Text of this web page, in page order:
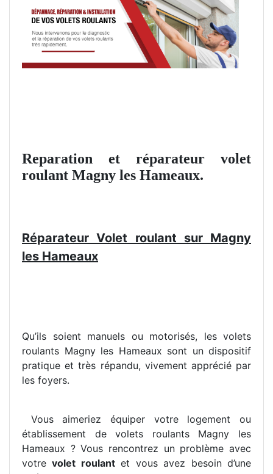
Reparation et réparateur volet
roulant Magny les Hameaux.
Réparateur Volet roulant sur Magny
les Hameaux
Qu’ils soient manuels ou motorisés, les volets
roulants Magny les Hameaux sont un dispositif
pratique et très répandu, vivement apprécié par
les foyers.
Vous aimeriez équiper votre logement ou
établissement de volets roulants Magny les
Hameaux ? Vous rencontrez un problème avec
votrevolet roulantet vous avez besoin d’une